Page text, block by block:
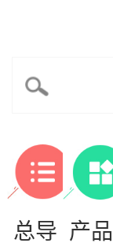
总导 产品